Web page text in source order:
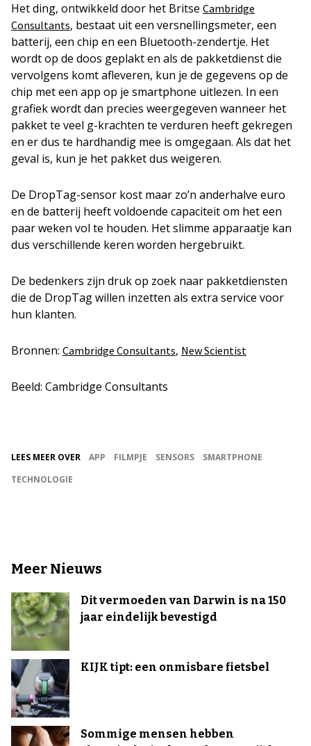
Het ding, ontwikkeld door het Britse Cambridge
Consultants, bestaat uit een versnellingsmeter, een
batterij, een chip en een Bluetooth-zendertje. Het
wordt op de doos geplakt en als de pakketdienst die
vervolgens komt afleveren, kun je de gegevens op de
chip met een app op je smartphone uitlezen. In een
grafiek wordt dan precies weergegeven wanneer het
pakket te veel g-krachten te verduren heeft gekregen
en er dus te hardhandig mee is omgegaan. Als dat het
geval is, kun je het pakket dus weigeren.
De DropTag-sensor kost maar zo’n anderhalve euro
en de batterij heeft voldoende capaciteit om het een
paar weken vol te houden. Het slimme apparaatje kan
dus verschillende keren worden hergebruikt.
De bedenkers zijn druk op zoek naar pakketdiensten
die de DropTag willen inzetten als extra service voor
hun klanten.
Bronnen: Cambridge Consultants, New Scientist
Beeld: Cambridge Consultants
LEES MEER OVER APP FILMPJE SENSORS
SMARTPHONE
TECHNOLOGIE
Meer Nieuws
Dit vermoeden van Darwin is na 150
jaar eindelijk bevestigd
KIJK tipt: een onmisbare fietsbel
Sommige mensen hebben